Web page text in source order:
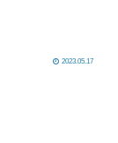
2023.05.17